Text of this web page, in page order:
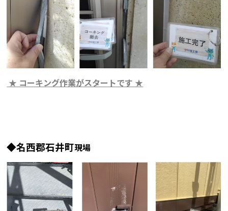
★ コーキング作業がスタートです ★
◆名西郡石井町現場